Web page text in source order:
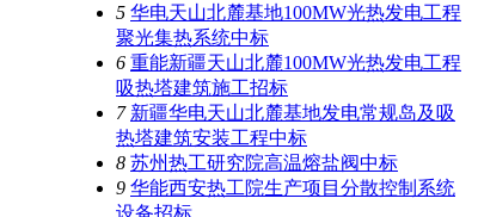
5 华电天山北麓基地100MW光热发电工程
聚光集热系统中标
6 重能新疆天山北麓100MW光热发电工程
吸热塔建筑施工招标
7 新疆华电天山北麓基地发电常规岛及吸
热塔建筑安装工程中标
8 苏州热工研究院高温熔盐阀中标
9 华能西安热工院生产项目分散控制系统
设备招标